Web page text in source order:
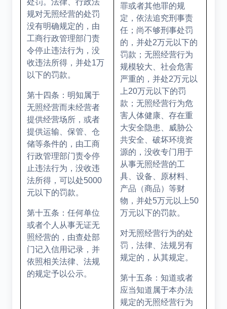
处罚。法律、行政法
规对无照经营的处罚
没有明确规定的，由
工商行政管理部门责
令停止违法行为，没
收违法所得，并处1万
以下的罚款。
第十四条：明知属于
无照经营而未经营者
提供经营场所，或者
提供运输、保管、仓
储等条件的，由工商
行政管理部门责令停
止违法行为，没收违
法所得，可以处5000
元以下的罚款。
第十五条：任何单位
或者个人从事无证无
照经营的，由查处部
门记入信用记录，并
依照相关法律、法规
的规定予以公示。
罪或者其他罪的规
定，依法追究刑事责
任；尚不够刑事处罚
的，并处2万元以下的
罚款；无照经营行为
规模较大、社会危害
严重的，并处2万元以
上20万元以下的罚
款；无照经营行为危
害人体健康、存在重
大安全隐患、威胁公
共安全、破坏环境资
源的，没收专门用于
从事无照经营的工
具、设备、原材料、
产品（商品）等财
物，并处5万元以上50
万元以下的罚款。
对无照经营行为的处
罚，法律、法规另有
规定的，从其规定。
第十五条：知道或者
应当知道属于本办法
规定的无照经营行为